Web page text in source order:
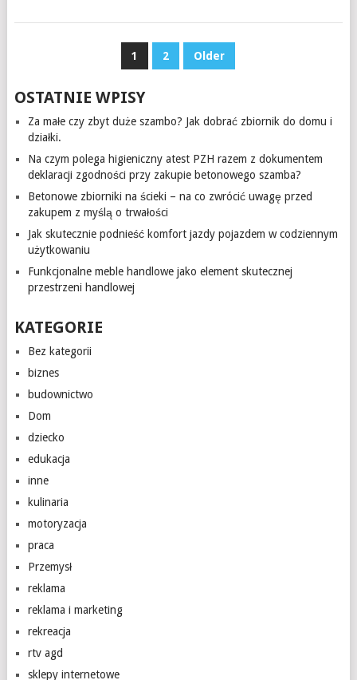
WPISACH
1 2 Older
OSTATNIE WPISY
Za małe czy zbyt duże szambo? Jak dobrać zbiornik do domu i
działki.
Na czym polega higieniczny atest PZH razem z dokumentem
deklaracji zgodności przy zakupie betonowego szamba?
Betonowe zbiorniki na ścieki – na co zwrócić uwagę przed
zakupem z myślą o trwałości
Jak skutecznie podnieść komfort jazdy pojazdem w codziennym
użytkowaniu
Funkcjonalne meble handlowe jako element skutecznej
przestrzeni handlowej
KATEGORIE
Bez kategorii
biznes
budownictwo
Dom
dziecko
edukacja
inne
kulinaria
motoryzacja
praca
Przemysł
reklama
reklama i marketing
rekreacja
rtv agd
sklepy internetowe